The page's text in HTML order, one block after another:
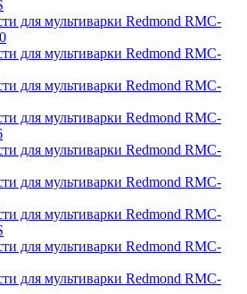
для мультиварки Redmond RMC-
для мультиварки Redmond RMC-
для мультиварки Redmond RMC-
для мультиварки Redmond RMC-
для мультиварки Redmond RMC-
для мультиварки Redmond RMC-
для мультиварки Redmond RMC-
для мультиварки Redmond RMC-
для мультиварки Redmond RMC-